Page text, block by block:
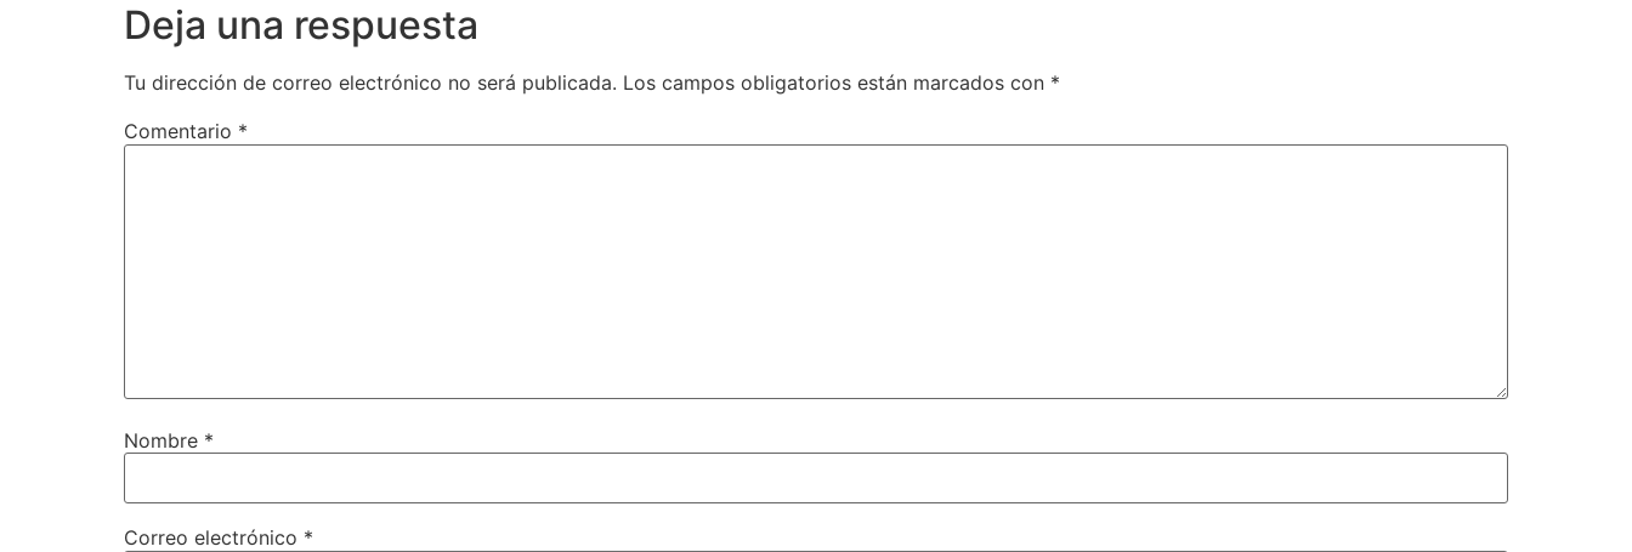
Deja una respuesta
Tu dirección de correo electrónico no será publicada. Los campos obligatorios están marcados con *
Comentario *
Nombre *
Correo electrónico *